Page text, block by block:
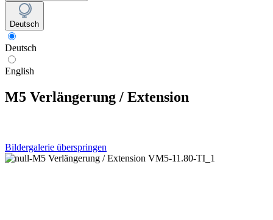
Deutsch
Deutsch
English
M5 Verlängerung / Extension
Bildergalerie überspringen